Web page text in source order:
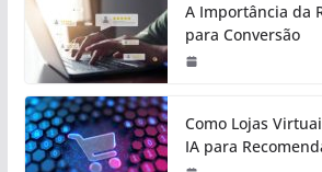
A Importância da
para Conversão
Como Lojas
IA para